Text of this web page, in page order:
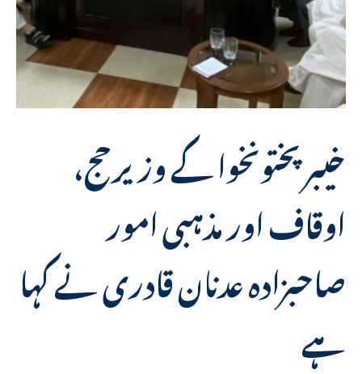
خیبر پختونخوا کے وزیر حج،
اوقاف اور مذہبی امور
صاحبزادہ عدنان قادری نے کہا
ہے